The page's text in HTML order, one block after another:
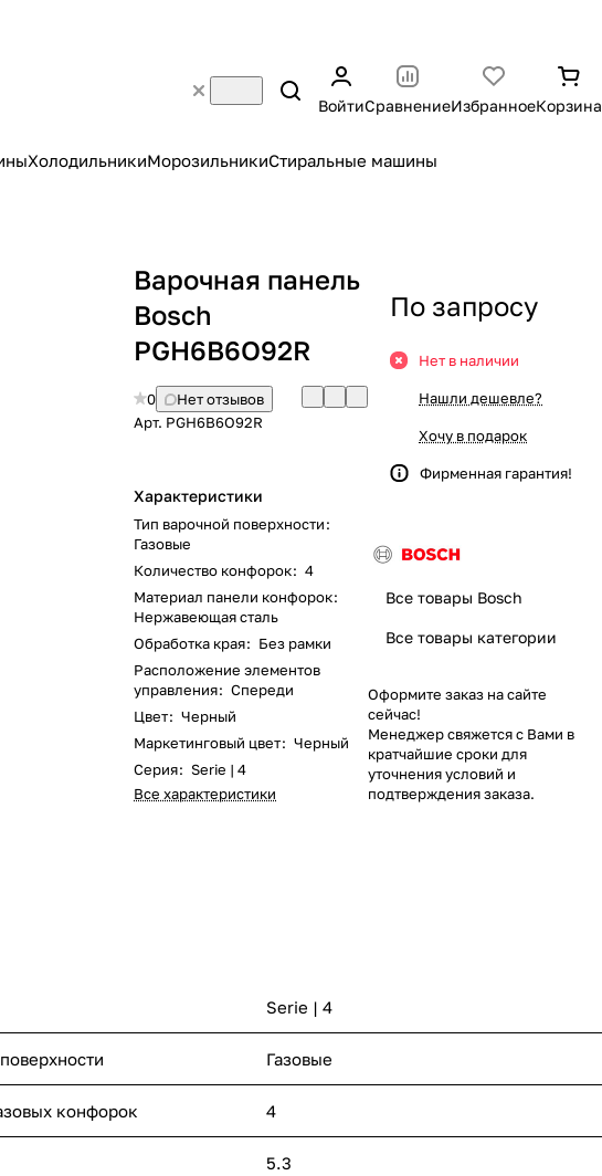
ВойтиСравнениеИзбранноеКорзина
ХолодильникиМорозильникиСтиральные машины
Варочная панель
Bosch
PGH6B6O92R
0
Нет отзывов
Арт. PGH6B6O92R
Характеристики
Тип варочной поверхности:
Газовые
Количество конфорок: 4
Материал панели конфорок:
Нержавеющая сталь
Обработка края: Без рамки
Расположение элементов
управления: Спереди
Цвет: Черный
Маркетинговый цвет: Черный
Серия: Serie | 4
Все характеристики
По запросу
Нет в наличии
Нашли дешевле?
Хочу в подарок
Фирменная гарантия!
Все товары Bosch
Все товары категории
Оформите заказ на сайте
сейчас!
Менеджер свяжется с Вами в
кратчайшие сроки для
уточнения условий и
подтверждения заказа.
Serie | 4
Газовые
конфорок 4
5.3